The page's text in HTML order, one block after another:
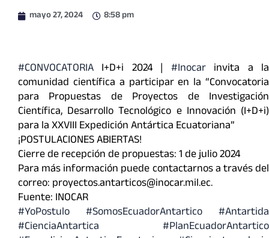
mayo 27, 2024 8:58 pm
#CONVOCATORIA I+D+i 2024 | #Inocarinvita a la
comunidad científica a participar en la “Convocatoria
para Propuestas de Proyectos de Investigación
Científica, Desarrollo Tecnológico e Innovación (I+D+i)
para la XXVIII Expedición Antártica Ecuatoriana”
¡POSTULACIONES ABIERTAS!
Cierre de recepción de propuestas: 1 de julio 2024
Para más información puede contactarnos a través del
correo: proyectos.antarticos@inocar.mil.ec.
Fuente: INOCAR
#YoPostulo
#SomosEcuadorAntartico
#Antartida
#CienciaAntartica
#PlanEcuadorAntartico